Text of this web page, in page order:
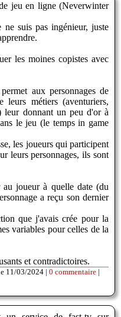
jeu en ligne (Neverwinter
ne suis pas ingénieur, juste
les moines copistes avec
aux personnages de
métiers (aventuriers,
leur donnant un peu d'or à
le jeu (le temps in game
les joueurs qui participent
leurs personnages, ils sont
joueur à quelle date (du
a reçu son dernier
que j'avais crée pour la
variables pour celles de la
et contradictoires.
11/03/2024 | 0 commentaire |